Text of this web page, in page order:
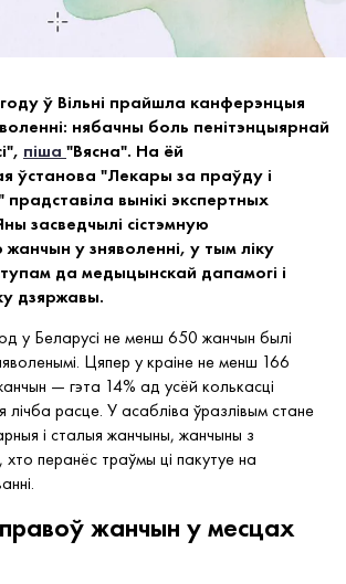
ў Вільні прайшла канферэнцыя
нябачны боль пенітэнцыярнай
піша "Вясна". На ёй
ўстанова "Лекары за праўду і
прадставіла вынікі экспертных
засведчылі сістэмную
у зняволенні, у тым ліку
да медыцынскай дапамогі і
дзяржавы.
у Беларусі не менш 650 жанчын былі
Цяпер у краіне не менш 166
— гэта 14% ад усёй колькасці
лічба расце. У асабліва ўразлівым стане
і сталыя жанчыны, жанчыны з
хто перанёс траўмы ці пакутуе на
жанчын у месцах